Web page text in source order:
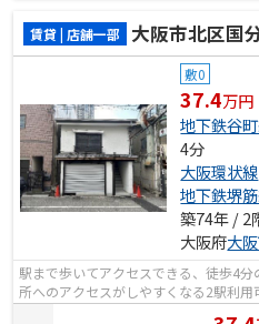
賃貸 | 店舗一部 大阪市北区国
敷0
37.4万円
地下鉄谷
4分
大阪環状線
地下鉄堺
築74年 / 2
大阪府大
駅まで歩いてアクセスできる、徒歩4
所へのアクセスがしやすくなる2駅利用